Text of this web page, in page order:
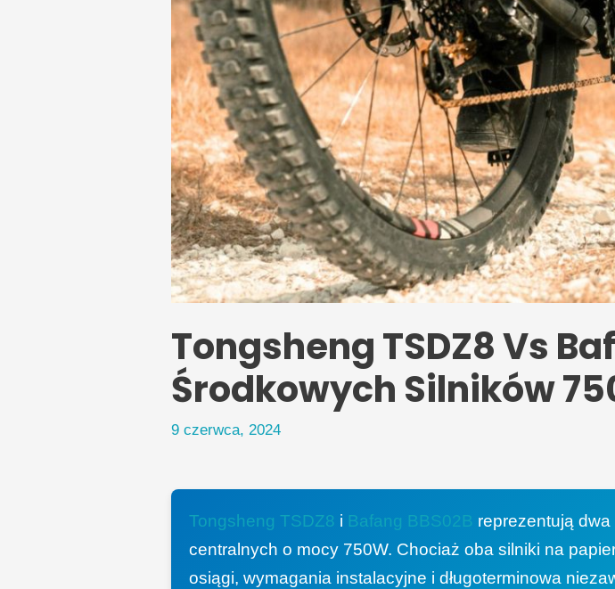
Tongsheng TSDZ8 Vs
Środkowych Silników
9 czerwca, 2024
Tongsheng TSDZ8 i Bafang BBS02B reprezentują
centralnych o mocy 750W. Chociaż oba silniki na
osiągi, wymagania instalacyjne i długoterminowa